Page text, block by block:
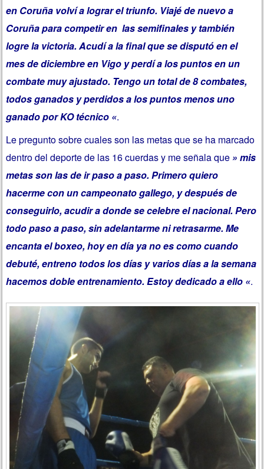
en Coruña volví a lograr el triunfo. Viajé de nuevo a
Coruña para competir en las semifinales y también
logre la victoria. Acudí a la final que se disputó en el
mes de diciembre en Vigo y perdí a los puntos en un
combate muy ajustado. Tengo un total de 8 combates,
todos ganados y perdidos a los puntos menos uno
ganado por KO técnico «.
Le pregunto sobre cuales son las metas que se ha marcado
dentro del deporte de las 16 cuerdas y me señala que » mis
metas son las de ir paso a paso. Primero quiero
hacerme con un campeonato gallego, y después de
conseguirlo, acudir a donde se celebre el nacional. Pero
todo paso a paso, sin adelantarme ni retrasarme. Me
encanta el boxeo, hoy en día ya no es como cuando
debuté, entreno todos los días y varios días a la semana
hacemos doble entrenamiento. Estoy dedicado a ello «.